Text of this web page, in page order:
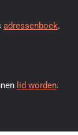
adressenboek.
lid worden.